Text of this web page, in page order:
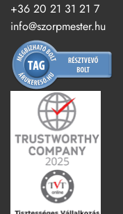
+36 20 21 31 21 7
info@szorpmester.hu